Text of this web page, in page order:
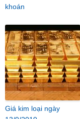
khoán
Giá kim loại ngày